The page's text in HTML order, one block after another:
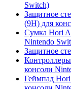
Switch)
Защитное
(9H) для
Сумка Hori
Nintendo
Защитное
консоли
Геймпад